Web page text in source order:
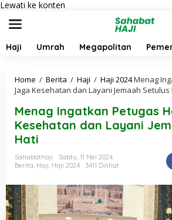
Lewati ke konten
Haji Umrah Megapolitan
Home / Berita / Haji / Haji 2024Menag
Jaga Kesehatan dan Layani Jemaah Setulus
Menag Ingatkan Petugas
Kesehatan dan Layani
Hati
Sahabathaji
Sabtu, 11 Mei 2024
Berita, Haji, Haji 2024 3411 Dilihat